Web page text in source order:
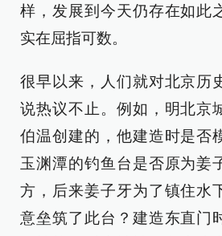
样，发展到今天仍存在如此
实在屈指可数。
很早以来，人们就对北京历
说热议不止。例如，明北京
伯温创建的，他建造时是否
玉渊潭的钓鱼台是否原为姜
方，后来姜子牙为了镇住水
意垒筑了此台？建造东直门